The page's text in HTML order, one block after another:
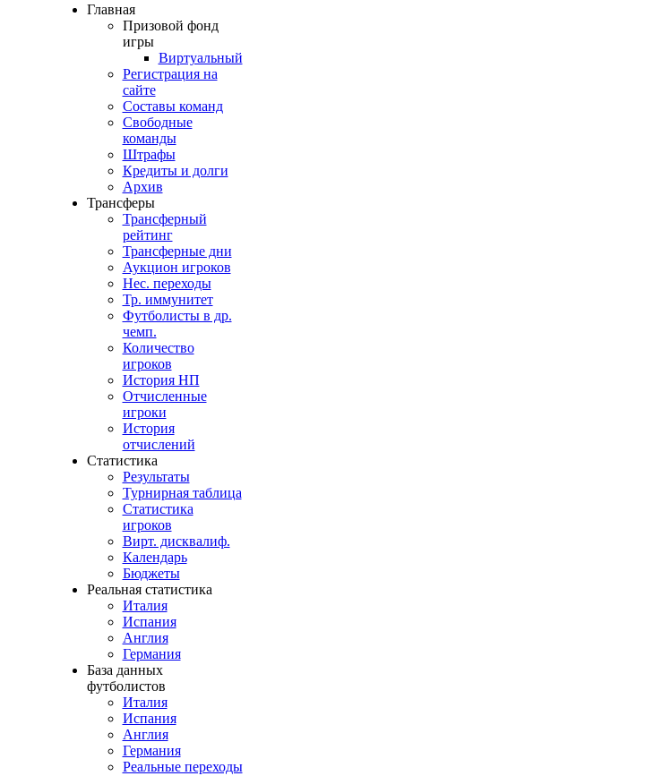
Главная
Призовой фонд
игры
Виртуальный
Регистрация на
сайте
Составы команд
Свободные
команды
Штрафы
Кредиты и долги
Архив
Трансферы
Трансферный
рейтинг
Трансферные дни
Аукцион игроков
Нес. переходы
Тр. иммунитет
Футболисты в др.
чемп.
Количество
игроков
История НП
Отчисленные
игроки
История
отчислений
Статистика
Результаты
Турнирная таблица
Статистика
игроков
Вирт. дисквалиф.
Календарь
Бюджеты
Реальная статистика
Италия
Испания
Англия
Германия
База данных
футболистов
Италия
Испания
Англия
Германия
Реальные переходы